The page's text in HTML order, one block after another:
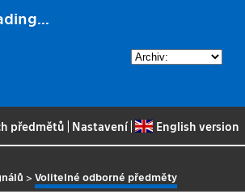
předmětů Nastavení| English version
>Volitelné odborné předměty